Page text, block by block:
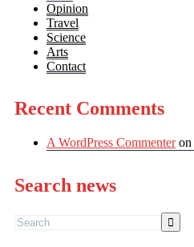
Opinion
Travel
Science
Arts
Contact
Recent Comments
A WordPress Commenteron
Search news